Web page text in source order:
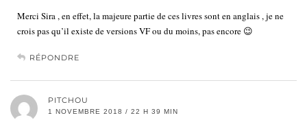
Merci Sira , en effet, la majeure partie de ces livres sont en anglais , je ne
crois pas qu’il existe de versions VF ou du moins, pas encore 😉
RÉPONDRE
PITCHOU
1 NOVEMBRE 2018 / 22 H 39 MIN